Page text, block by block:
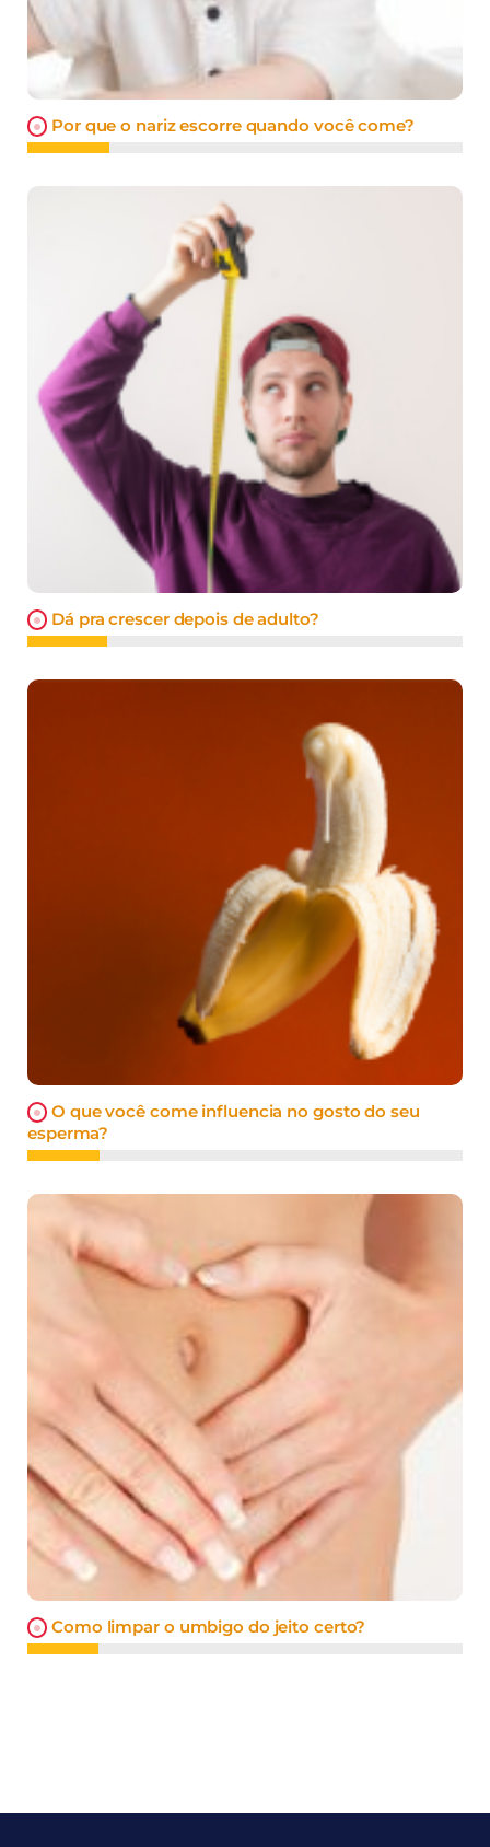
Por que o nariz escorre quando você come?
Dá pra crescer depois de adulto?
O que você come influencia no gosto do seu
esperma?
Como limpar o umbigo do jeito certo?